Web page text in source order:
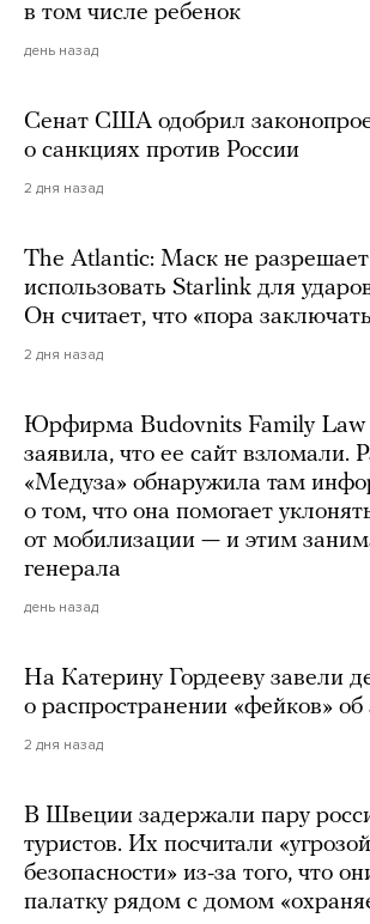
в том числе ребенок
день назад
Сенат США одобрил
о санкциях против России
2 дня назад
The Atlantic: Маск не
использовать Starlink для
Он считает, что «пора
2 дня назад
Юрфирма Budovnits Family Law
заявила, что ее сайт взломали.
«Медуза» обнаружила там
о том, что она помогает
от мобилизации — и этим
генерала
день назад
На Катерину Гордееву завели
о распространении «фейков»
2 дня назад
В Швеции задержали пару
туристов. Их посчитали «угрозой
безопасности» из-за того, что
палатку рядом с домом